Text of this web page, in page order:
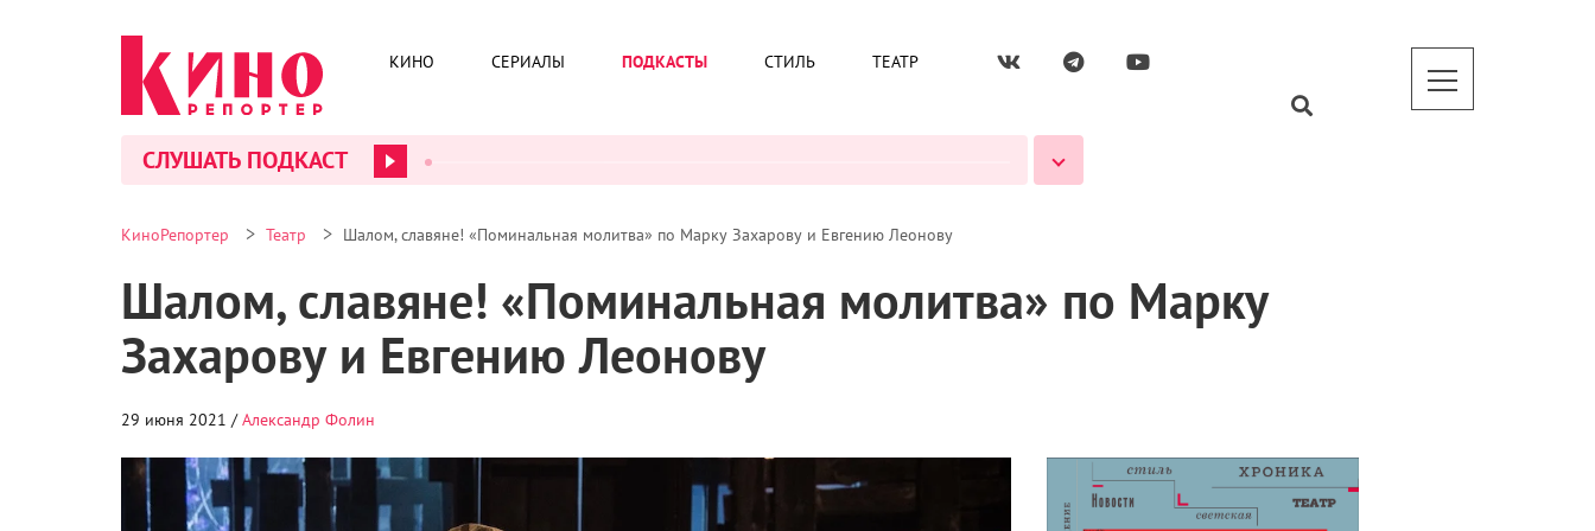
КИНО СЕРИАЛЫ ПОДКАСТЫ СТИЛЬ ТЕАТР
СЛУШАТЬ ПОДКАСТ
КиноРепортер > Театр > Шалом, славяне! «Поминальная молитва» по Марку Захарову и Евгению Леонову
Шалом, славяне! «Поминальная молитва» по Марку
Захарову и Евгению Леонову
29 июня 2021 /Александр Фолин